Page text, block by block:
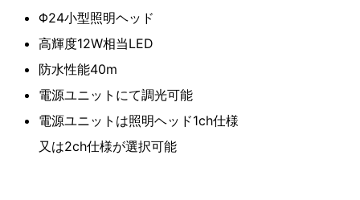
Φ24小型照明ヘッド
高輝度12W相当LED
防水性能40m
電源ユニットにて調光可能
電源ユニットは照明ヘッド1ch仕様
又は2ch仕様が選択可能